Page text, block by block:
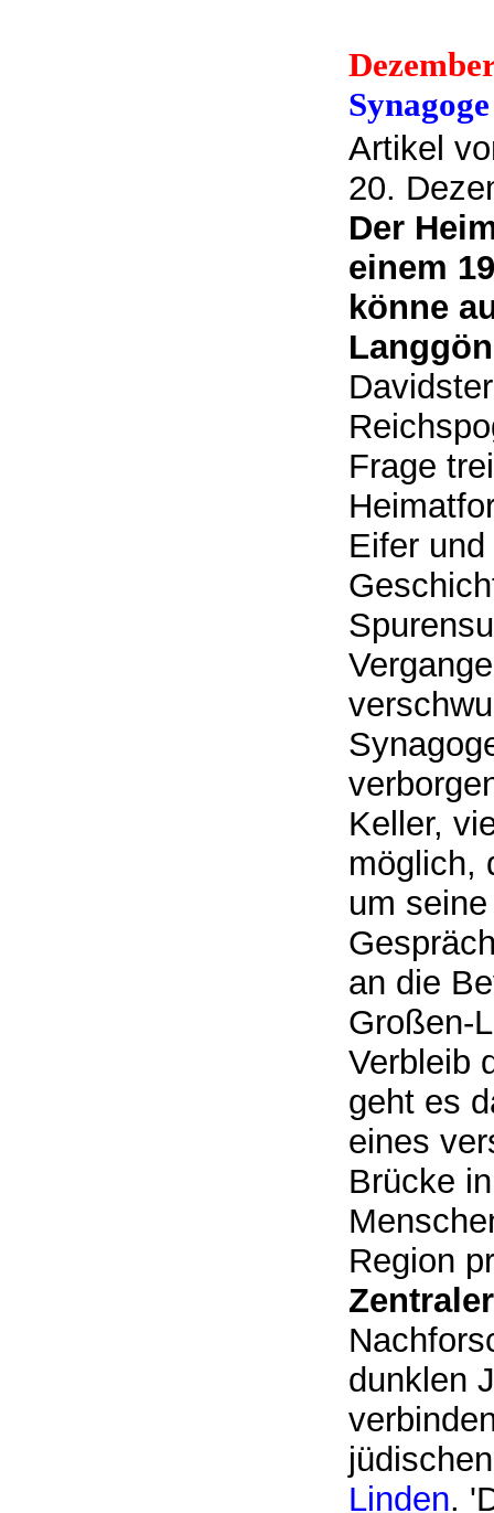
Artikel
20.
Der
einem
könne
Frage
Eifer
Keller,
möglich,
um
an die
Großen-
Verbleib
geht es
eines
Brücke
Region
dunklen
Linden.